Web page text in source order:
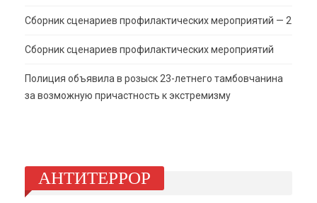
Сборник сценариев профилактических мероприятий — 2
Сборник сценариев профилактических мероприятий
Полиция объявила в розыск 23-летнего тамбовчанина
за возможную причастность к экстремизму
АНТИТЕРРОР